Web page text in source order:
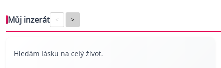
Můj inzerát < >
Hledám lásku na celý život.